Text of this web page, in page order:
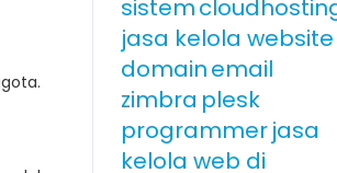
sistem
jasa kelola website
domainemail
zimbra plesk
programmerjasa
kelola web di